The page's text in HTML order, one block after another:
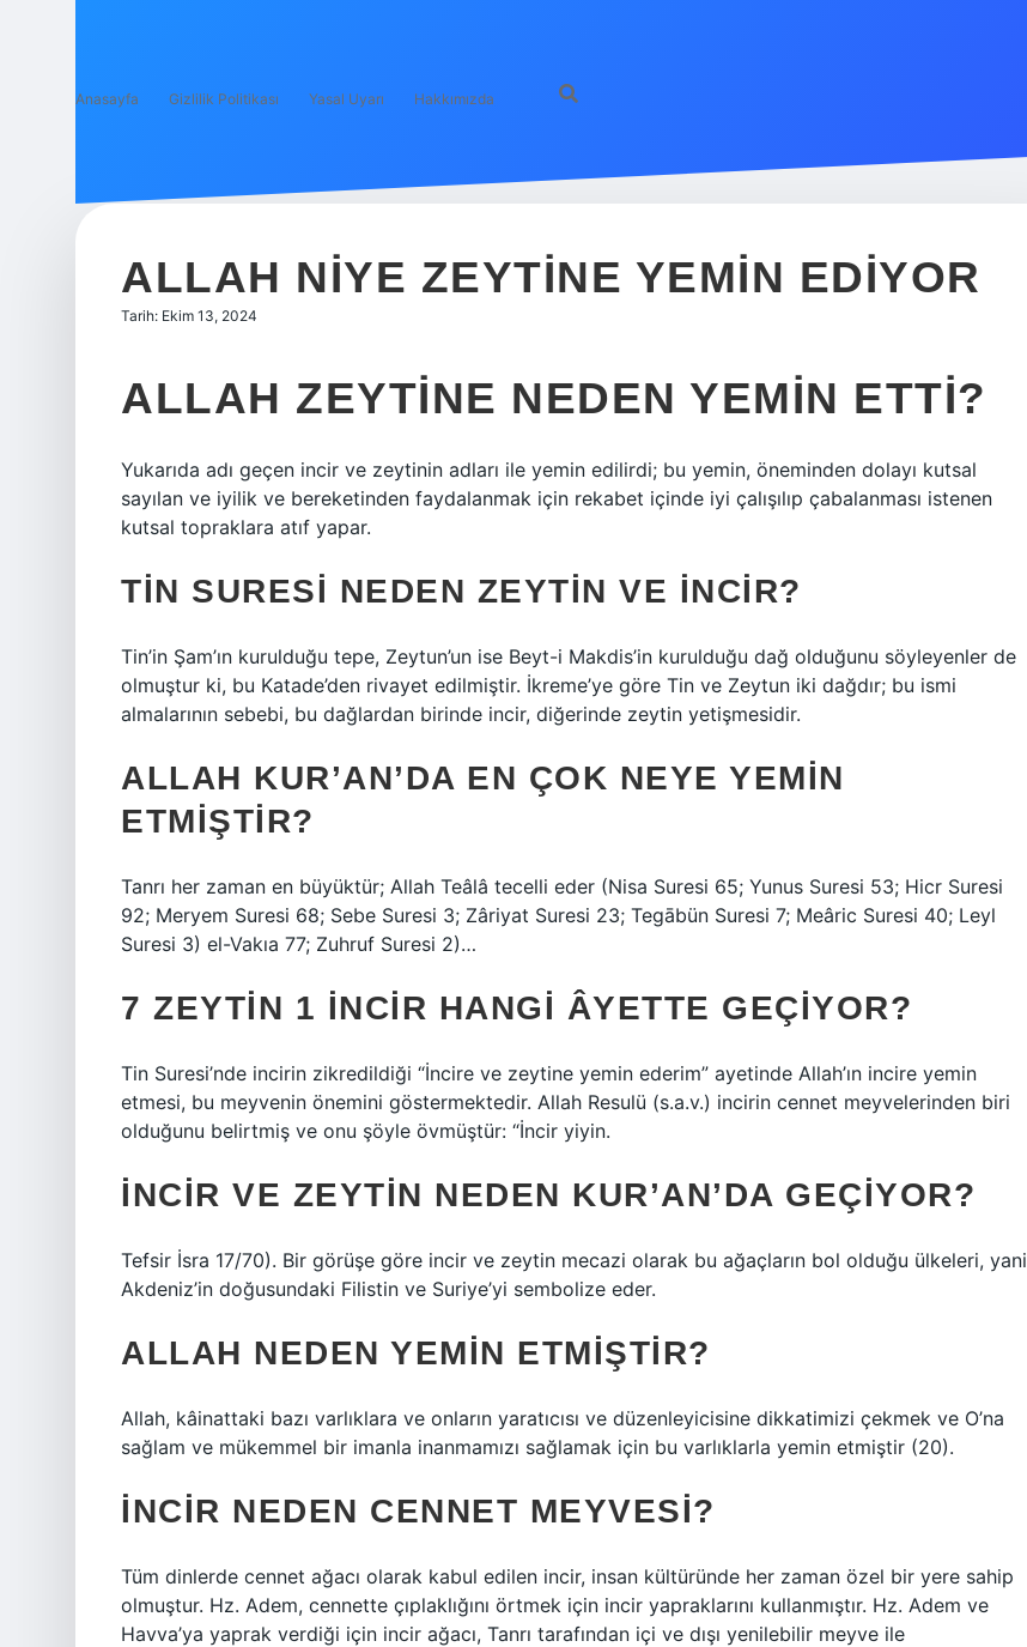
Anasayfa Gizlilik Politikası Yasal Uyarı Hakkımızda
ALLAH NIYE ZEYTINE YEMIN EDIYOR
Tarih: Ekim 13, 2024
ALLAH ZEYTINE NEDEN YEMIN ETTI?
Yukarıda adı geçen incir ve zeytinin adları ile yemin edilirdi; bu yemin, öneminden dolayı kutsal
sayılan ve iyilik ve bereketinden faydalanmak için rekabet içinde iyi çalışılıp çabalanması istenen
kutsal topraklara atıf yapar.
TIN SURESI NEDEN ZEYTIN VE INCIR?
Tin’in Şam’ın kurulduğu tepe, Zeytun’un ise Beyt-i Makdis’in kurulduğu dağ olduğunu söyleyenler de
olmuştur ki, bu Katade’den rivayet edilmiştir. İkreme’ye göre Tin ve Zeytun iki dağdır; bu ismi
almalarının sebebi, bu dağlardan birinde incir, diğerinde zeytin yetişmesidir.
ALLAH KUR’AN’DA EN ÇOK NEYE YEMIN
ETMIŞTIR?
Tanrı her zaman en büyüktür; Allah Teâlâ tecelli eder (Nisa Suresi 65; Yunus Suresi 53; Hicr Suresi
92; Meryem Suresi 68; Sebe Suresi 3; Zâriyat Suresi 23; Tegābün Suresi 7; Meâric Suresi 40; Leyl
Suresi 3) el-Vakıa 77; Zuhruf Suresi 2)…
7 ZEYTIN 1 INCIR HANGI ÂYETTE GEÇIYOR?
Tin Suresi’nde incirin zikredildiği “İncire ve zeytine yemin ederim” ayetinde Allah’ın incire yemin
etmesi, bu meyvenin önemini göstermektedir. Allah Resulü (s.a.v.) incirin cennet meyvelerinden biri
olduğunu belirtmiş ve onu şöyle övmüştür: “İncir yiyin.
İNCIR VE ZEYTIN NEDEN KUR’AN’DA GEÇIYOR?
Tefsir İsra 17/70). Bir görüşe göre incir ve zeytin mecazi olarak bu ağaçların bol olduğu ülkeleri, yani
Akdeniz’in doğusundaki Filistin ve Suriye’yi sembolize eder.
ALLAH NEDEN YEMIN ETMIŞTIR?
Allah, kâinattaki bazı varlıklara ve onların yaratıcısı ve düzenleyicisine dikkatimizi çekmek ve O’na
sağlam ve mükemmel bir imanla inanmamızı sağlamak için bu varlıklarla yemin etmiştir (20).
İNCIR NEDEN CENNET MEYVESI?
Tüm dinlerde cennet ağacı olarak kabul edilen incir, insan kültüründe her zaman özel bir yere sahip
olmuştur. Hz. Adem, cennette çıplaklığını örtmek için incir yapraklarını kullanmıştır. Hz. Adem ve
Havva’ya yaprak verdiği için incir ağacı, Tanrı tarafından içi ve dışı yenilebilir meyve ile